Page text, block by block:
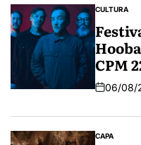
CULTURA
CPM
06/08/
CAPA